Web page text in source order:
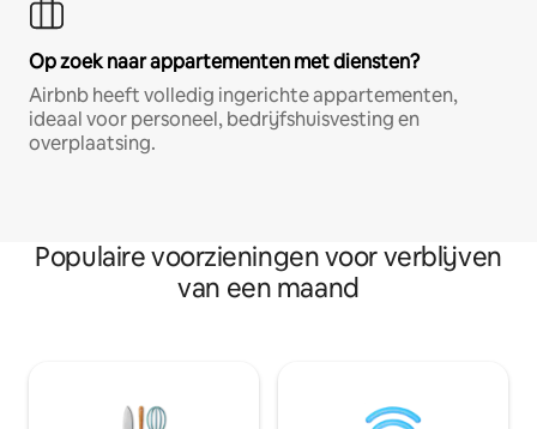
Op zoek naar appartementen met diensten?
Airbnb heeft volledig ingerichte appartementen,
ideaal voor personeel, bedrijfshuisvesting en
overplaatsing.
Populaire voorzieningen voor verblijven
van een maand